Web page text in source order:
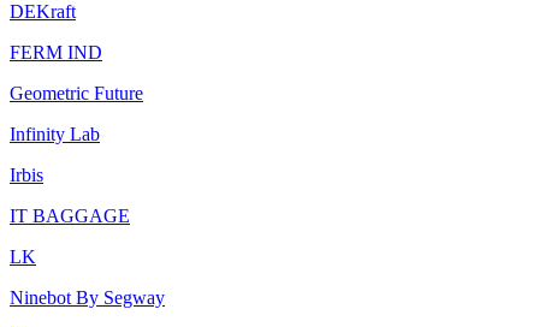
DEKraft
FERM IND
Geometric Future
Infinity Lab
Irbis
IT BAGGAGE
LK
Ninebot By Segway